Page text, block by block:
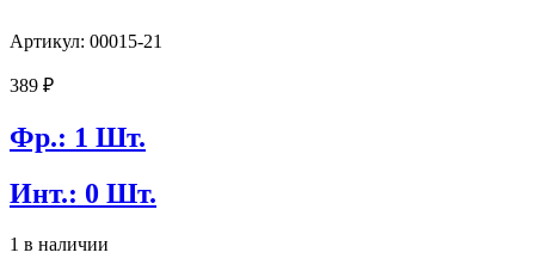
Артикул: 00015-21
389 ₽
Фр.: 1 Шт.
Инт.: 0 Шт.
1 в наличии